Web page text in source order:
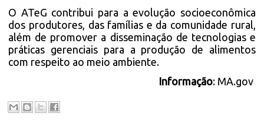
O ATeG contribui para a evolução socioeconômica
dos produtores, das famílias e da comunidade rural,
além de promover a disseminação de tecnologias e
práticas gerenciais para a produção de alimentos
com respeito ao meio ambiente.
Informação:MA.gov